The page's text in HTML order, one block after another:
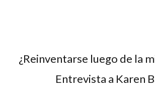
¿Reinventarse luego de la
Entrevista a Karen